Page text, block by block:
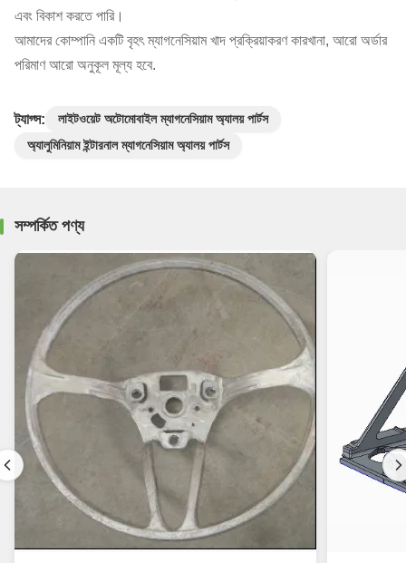
এবং বিকাশ করতে পারি।
আমাদের কোম্পানি একটি বৃহৎ ম্যাগনেসিয়াম খাদ প্রক্রিয়াকরণ কারখানা, আরো অর্ডার
পরিমাণ আরো অনুকূল মূল্য হবে.
ট্যাগ্স:
লাইটওয়েট অটোমোবাইল ম্যাগনেসিয়াম অ্যালয় পার্টস
অ্যালুমিনিয়াম ইন্টারনাল ম্যাগনেসিয়াম অ্যালয় পার্টস
সম্পর্কিত পণ্য